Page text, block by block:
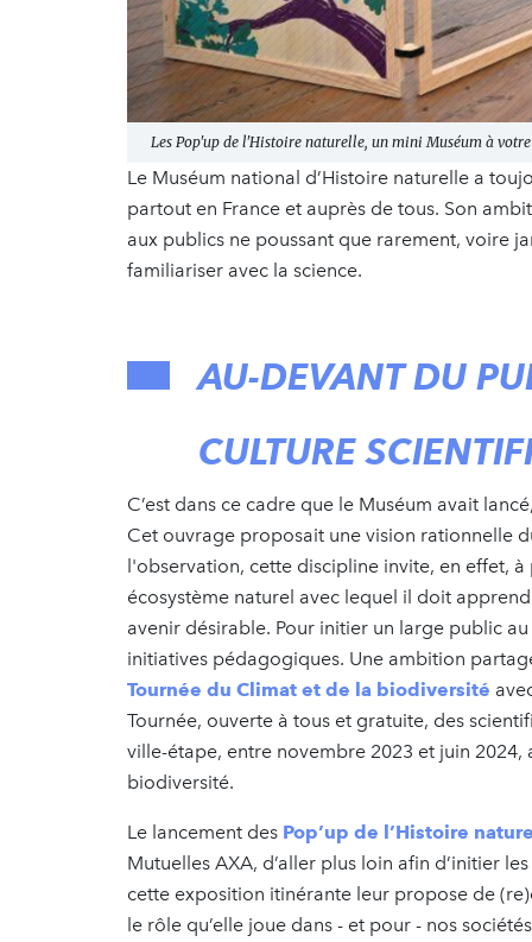
Les Pop'up de l'Histoire naturelle, un mini Muséum à
Le Muséum national d’Histoire naturelle a
partout en France et auprès de tous. Son
aux publics ne poussant que rarement, voire
familiariser avec la science.
AU-DEVANT DU
CULTURE
C’est dans ce cadre que le Muséum avait
Cet ouvrage proposait une vision rationnelle
l'observation, cette discipline invite, en effet,
écosystème naturel avec lequel il doit
avenir désirable. Pour initier un large public
initiatives pédagogiques. Une ambition
Tournée du Climat et de la biodiversité
Tournée, ouverte à tous et gratuite, des
ville-étape, entre novembre 2023 et juin
biodiversité.
Le lancement des Pop’up de l’Histoire
Mutuelles AXA, d’aller plus loin afin d’initier
cette exposition itinérante leur propose de
le rôle qu’elle joue dans - et pour - nos